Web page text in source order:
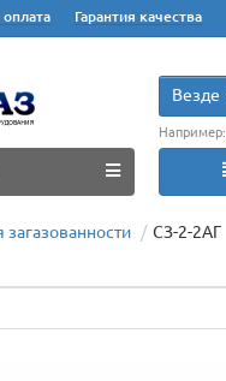
оплата Гарантия качества
Везде
Например:
СЗ-2-2АГ